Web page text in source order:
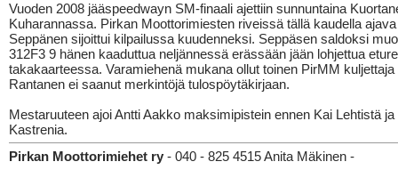
Vuoden 2008 jääspeedwayn SM-finaali ajettiin sunnuntaina
Kuharannassa. Pirkan Moottorimiesten riveissä tällä kaudella
Seppänen sijoittui kilpailussa kuudenneksi. Seppäsen saldoksi
312F3 9 hänen kaaduttua neljännessä erässään jään lohjettua
takakaarteessa. Varamiehenä mukana ollut toinen PirMM
Rantanen ei saanut merkintöjä tulospöytäkirjaan.
Mestaruuteen ajoi Antti Aakko maksimipistein ennen Kai Lehtistä
Kastrenia.
Pirkan Moottorimiehet ry - 040 - 825 4515 Anita Mäkinen -